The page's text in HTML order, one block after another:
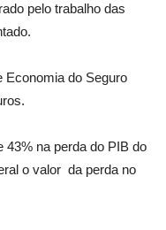
pelo trabalho das
do Seguro
43% na perda do PIB do
o valor da perda no